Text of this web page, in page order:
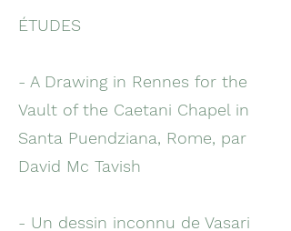
ÉTUDES
- A Drawing in Rennes for the
Vault of the Caetani Chapel in
Santa Puendziana, Rome, par
David Mc Tavish
- Un dessin inconnu de Vasari